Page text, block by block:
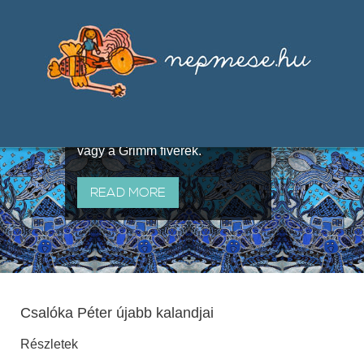
útján terjedő elbeszélésekből,
melyeket olyan ismert gyűjtők
állítottak össze, mint Benedek
vagy a Grimm fivérek.
READ MORE
Csalóka Péter újabb kalandjai
Részletek